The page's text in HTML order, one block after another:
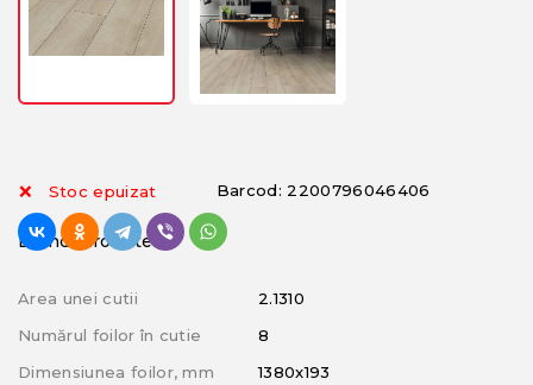
Stoc epuizat Barcod: 2200796046406
Brand: Kronotex
Area unei cutii
2.1310
Numărul foilor în cutie
8
Dimensiunea foilor, mm
1380x193